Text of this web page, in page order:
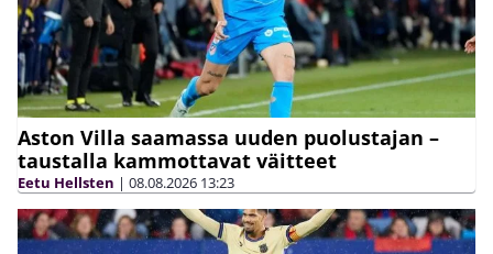
Aston Villa saamassa uuden puolustajan –
taustalla kammottavat väitteet
Eetu Hellsten | 08.08.2026 13:23